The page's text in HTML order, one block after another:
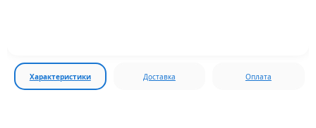
Характеристики Доставка Оплата